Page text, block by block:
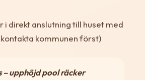
i direkt anslutning till huset med
kommunen först)
– upphöjd pool räcker